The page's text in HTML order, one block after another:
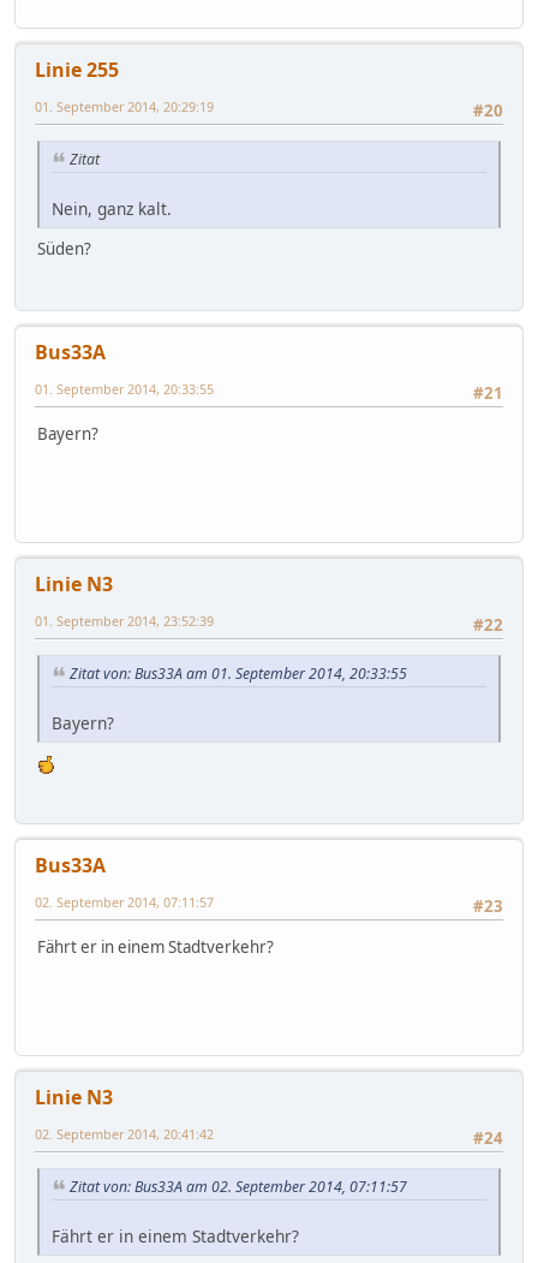
Linie 255
#20
01. September 2014, 20:29:19
Zitat
Nein, ganz kalt.
Süden?
Bus33A
#21
01. September 2014, 20:33:55
Bayern?
Linie N3
#22
01. September 2014, 23:52:39
Zitat von: Bus33A am 01. September 2014, 20:33:55
Bayern?
Bus33A
#23
02. September 2014, 07:11:57
Fährt er in einem Stadtverkehr?
Linie N3
#24
02. September 2014, 20:41:42
Zitat von: Bus33A am 02. September 2014, 07:11:57
Fährt er in einem Stadtverkehr?